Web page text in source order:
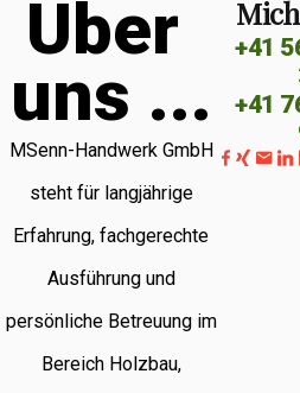
Über
uns ...
MSenn-Handwerk GmbH
steht für langjährige
Erfahrung, fachgerechte
Ausführung und
persönliche Betreuung im
Bereich Holzbau,
+41
+41